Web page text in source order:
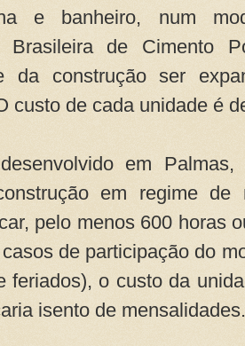
e banheiro, num
Brasileira de Cimento
da construção ser
custo de cada unidade é
em
em regime de
pelo menos 600 horas
de participação do
feriados), o custo da
isento de mensalidades.